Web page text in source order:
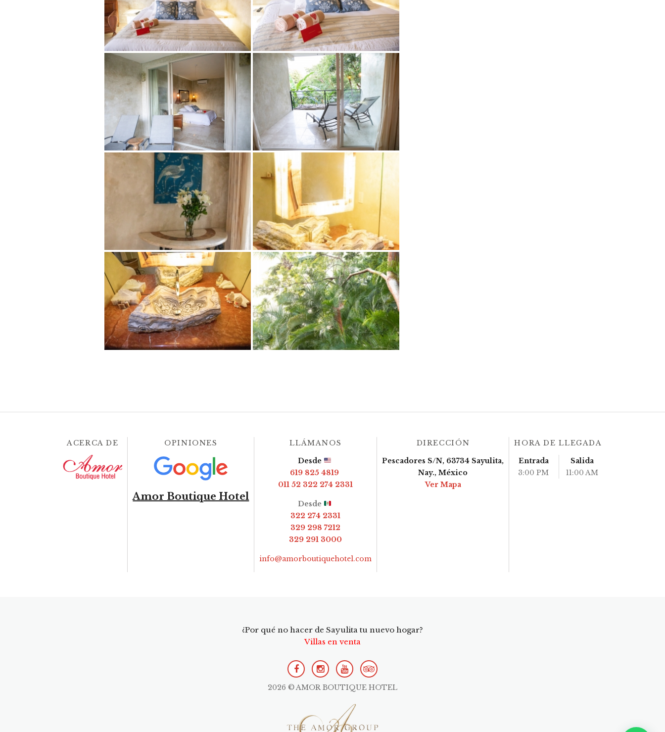
ACERCA DE OPINIONES
Amor Boutique Hotel
LLÁMANOS
Desde
619 825 4819
011 52 322 274 2331
Desde
322 274 2331
329 298 7212
329 291 3000
info@amorboutiquehotel.com
DIRECCIÓN
Pescadores S/N, 63734 Sayulita,
Nay., México
Ver Mapa
HORA DE LLEGADA
Entrada
3:00 PM
Salida
11:00 AM
¿Por qué no hacer de Sayulita tu nuevo hogar?
Villas en venta
2026 © AMOR BOUTIQUE HOTEL